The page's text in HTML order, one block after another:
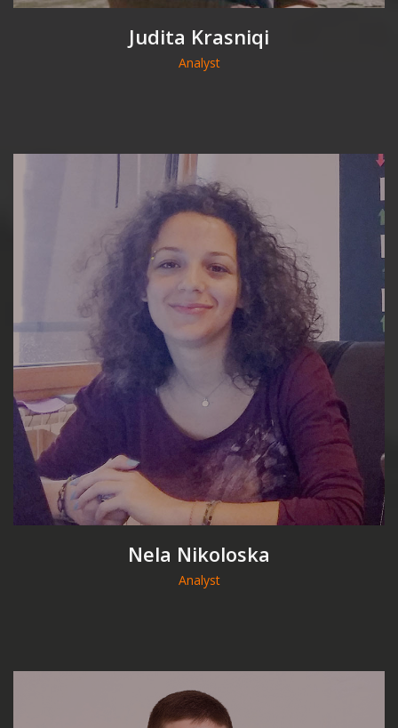
Judita Krasniqi
Analyst
Nela Nikoloska
Analyst